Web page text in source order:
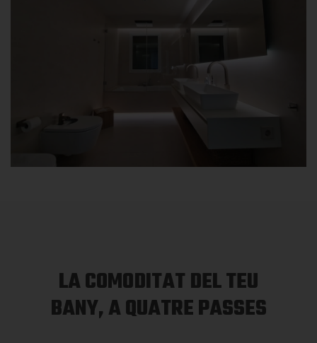
LA COMODITAT DEL TEU
BANY, A QUATRE PASSES